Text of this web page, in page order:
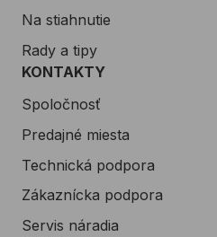
Na stiahnutie
Rady a tipy
KONTAKTY
Spoločnosť
Predajné miesta
Technická podpora
Zákaznícka podpora
Servis náradia